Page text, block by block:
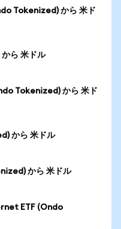
Tokenized) から 米ド
ら 米ドル
Tokenized) から 米ド
から 米ドル
から 米ドル
ETF (Ondo